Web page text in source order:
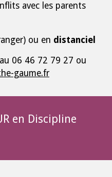
avec les parents
ou en distanciel
06 46 72 79 27 ou
gaume.fr
en Discipline